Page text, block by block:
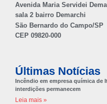
Avenida Maria Servidei
sala 2 bairro Demarchi
São Bernardo do Campo/SP
CEP 09820-000
Últimas Notícias
Incêndio em empresa química de
interdições permanecem
Leia mais »